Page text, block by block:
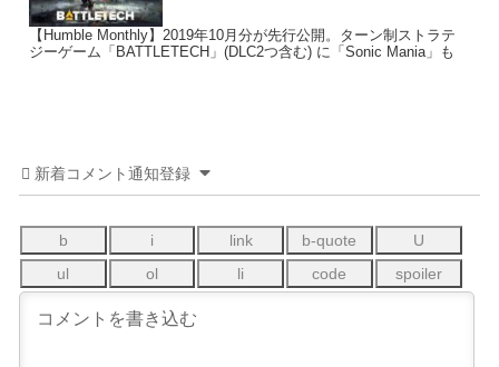
【Humble Monthly】2019年10月分が先行公開。ターン制ストラテ
ジーゲーム「BATTLETECH」(DLC2つ含む) に「Sonic Mania」も
新着コメント通知登録